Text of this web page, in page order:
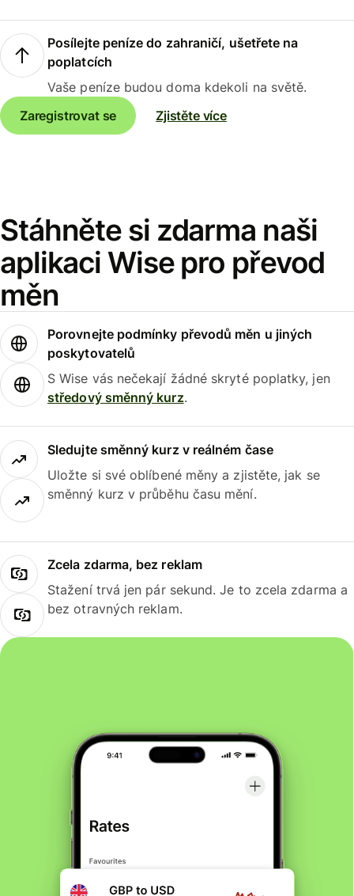
Posílejte peníze do zahraničí, ušetřete na
poplatcích
Vaše peníze budou doma kdekoli na světě.
Zaregistrovat se
Zjistěte více
Stáhněte si zdarma naši
aplikaci Wise pro převod
měn
Porovnejte podmínky převodů měn u jiných
poskytovatelů
S Wise vás nečekají žádné skryté poplatky, jen
středový směnný kurz.
Sledujte směnný kurz v reálném čase
Uložte si své oblíbené měny a zjistěte, jak se
směnný kurz v průběhu času mění.
Zcela zdarma, bez reklam
Stažení trvá jen pár sekund. Je to zcela zdarma a
bez otravných reklam.